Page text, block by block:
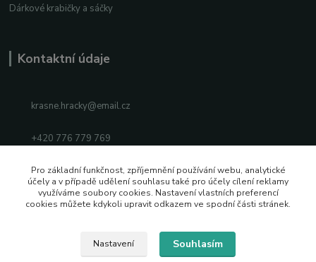
Dárkové krabičky a sáčky
Kontaktní údaje
krasne.hracky@email.cz
+420 776 779 769
Facebook
Instagram
Pro základní funkčnost, zpříjemnění používání webu, analytické
účely a v případě udělení souhlasu také pro účely cílení reklamy
využíváme soubory cookies. Nastavení vlastních preferencí
cookies můžete kdykoli upravit odkazem ve spodní části stránek.
Nastavení Souhlasím